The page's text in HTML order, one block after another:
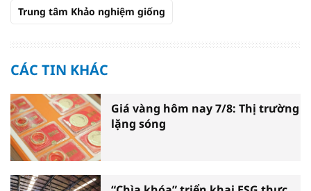
Trung tâm Khảo nghiệm giống
CÁC TIN KHÁC
Giá vàng hôm nay 7/8: Thị trường
lặng sóng